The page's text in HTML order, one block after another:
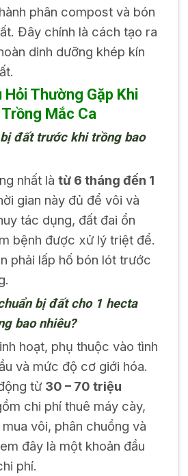
phân compost và bón
Đây chính là cách tạo ra
dinh dưỡng khép kín
Hỏi Thường Gặp Khi
Mắc Ca
đất trước khi trồng bao
nhất là từ 6 tháng đến 1
gian này đủ để vôi và
tác dụng, đất đai ổn
bệnh được xử lý triệt để.
phải lấp hố bón lót trước
bị đất cho 1 hecta
bao nhiêu?
hoạt, phụ thuộc vào tình
và mức độ cơ giới hóa.
từ 30 – 70 triệu
chi phí thuê máy cày,
vôi, phân chuồng và
đây là một khoản đầu
phí.